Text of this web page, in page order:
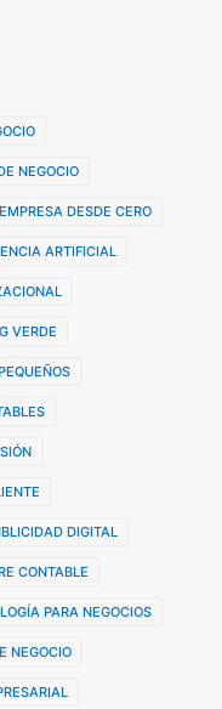
NEGOCIO
DESDE CERO
ARTIFICIAL
VERDE
DIGITAL
CONTABLE
PARA NEGOCIOS
NEGOCIO